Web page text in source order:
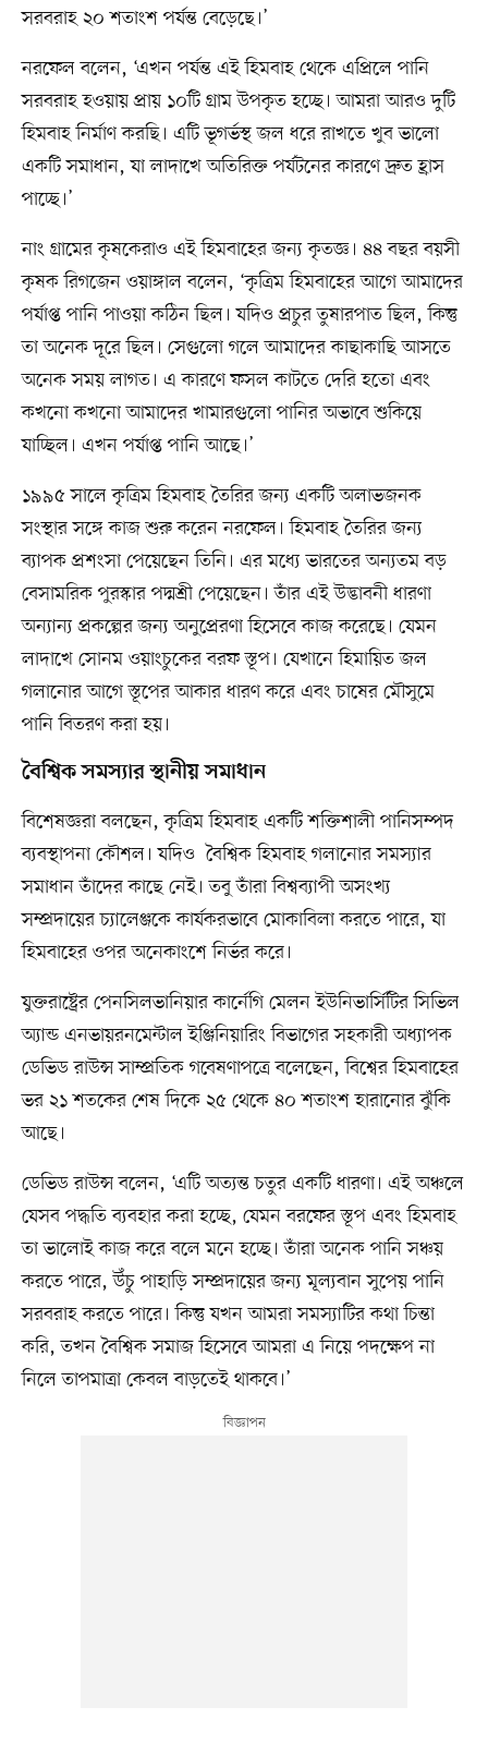
সরবরাহ ২০ শতাংশ পর্যন্ত বেড়েছে।’
নরফেল বলেন, ‘এখন পর্যন্ত এই হিমবাহ থেকে এপ্রিলে পানি
সরবরাহ হওয়ায় প্রায় ১০টি গ্রাম উপকৃত হচ্ছে। আমরা আরও দুটি
হিমবাহ নির্মাণ করছি। এটি ভূগর্ভস্থ জল ধরে রাখতে খুব ভালো
একটি সমাধান, যা লাদাখে অতিরিক্ত পর্যটনের কারণে দ্রুত হ্রাস
পাচ্ছে।’
নাং গ্রামের কৃষকেরাও এই হিমবাহের জন্য কৃতজ্ঞ। ৪৪ বছর বয়সী
কৃষক রিগজেন ওয়াঙ্গাল বলেন, ‘কৃত্রিম হিমবাহের আগে আমাদের
পর্যাপ্ত পানি পাওয়া কঠিন ছিল। যদিও প্রচুর তুষারপাত ছিল, কিন্তু
তা অনেক দূরে ছিল। সেগুলো গলে আমাদের কাছাকাছি আসতে
অনেক সময় লাগত। এ কারণে ফসল কাটতে দেরি হতো এবং
কখনো কখনো আমাদের খামারগুলো পানির অভাবে শুকিয়ে
যাচ্ছিল। এখন পর্যাপ্ত পানি আছে।’
১৯৯৫ সালে কৃত্রিম হিমবাহ তৈরির জন্য একটি অলাভজনক
সংস্থার সঙ্গে কাজ শুরু করেন নরফেল। হিমবাহ তৈরির জন্য
ব্যাপক প্রশংসা পেয়েছেন তিনি। এর মধ্যে ভারতের অন্যতম বড়
বেসামরিক পুরস্কার পদ্মশ্রী পেয়েছেন। তাঁর এই উদ্ভাবনী ধারণা
অন্যান্য প্রকল্পের জন্য অনুপ্রেরণা হিসেবে কাজ করেছে। যেমন
লাদাখে সোনম ওয়াংচুকের বরফ স্তূপ। যেখানে হিমায়িত জল
গলানোর আগে স্তূপের আকার ধারণ করে এবং চাষের মৌসুমে
পানি বিতরণ করা হয়।
বৈশ্বিক সমস্যার স্থানীয় সমাধান
বিশেষজ্ঞরা বলছেন, কৃত্রিম হিমবাহ একটি শক্তিশালী পানিসম্পদ
ব্যবস্থাপনা কৌশল। যদিও বৈশ্বিক হিমবাহ গলানোর সমস্যার
সমাধান তাঁদের কাছে নেই। তবু তাঁরা বিশ্বব্যাপী অসংখ্য
সম্প্রদায়ের চ্যালেঞ্জকে কার্যকরভাবে মোকাবিলা করতে পারে, যা
হিমবাহের ওপর অনেকাংশে নির্ভর করে।
যুক্তরাষ্ট্রের পেনসিলভানিয়ার কার্নেগি মেলন ইউনিভার্সিটির সিভিল
অ্যান্ড এনভায়রনমেন্টাল ইঞ্জিনিয়ারিং বিভাগের সহকারী অধ্যাপক
ডেভিড রাউন্স সাম্প্রতিক গবেষণাপত্রে বলেছেন, বিশ্বের হিমবাহের
ভর ২১ শতকের শেষ দিকে ২৫ থেকে ৪০ শতাংশ হারানোর ঝুঁকি
আছে।
ডেভিড রাউন্স বলেন, ‘এটি অত্যন্ত চতুর একটি ধারণা। এই অঞ্চলে
যেসব পদ্ধতি ব্যবহার করা হচ্ছে, যেমন বরফের স্তূপ এবং হিমবাহ
তা ভালোই কাজ করে বলে মনে হচ্ছে। তাঁরা অনেক পানি সঞ্চয়
করতে পারে, উঁচু পাহাড়ি সম্প্রদায়ের জন্য মূল্যবান সুপেয় পানি
সরবরাহ করতে পারে। কিন্তু যখন আমরা সমস্যাটির কথা চিন্তা
করি, তখন বৈশ্বিক সমাজ হিসেবে আমরা এ নিয়ে পদক্ষেপ না
নিলে তাপমাত্রা কেবল বাড়তেই থাকবে।’